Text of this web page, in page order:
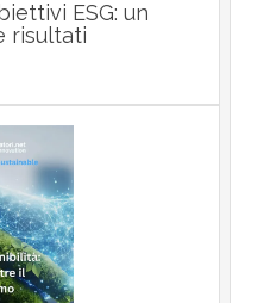
ESG: un
risultati